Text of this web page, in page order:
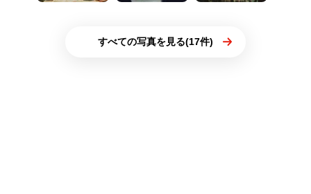
すべての写真を見る(17件)